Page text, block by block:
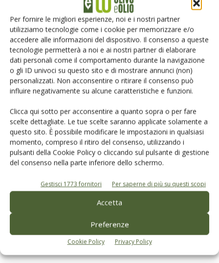
Per fornire le migliori esperienze, noi e i nostri partner
utilizziamo tecnologie come i cookie per memorizzare e/o
accedere alle informazioni del dispositivo. Il consenso a queste
tecnologie permetterà a noi e ai nostri partner di elaborare
dati personali come il comportamento durante la navigazione
o gli ID univoci su questo sito e di mostrare annunci (non)
personalizzati. Non acconsentire o ritirare il consenso può
influire negativamente su alcune caratteristiche e funzioni.
Clicca qui sotto per acconsentire a quanto sopra o per fare
scelte dettagliate. Le tue scelte saranno applicate solamente a
questo sito. È possibile modificare le impostazioni in qualsiasi
momento, compreso il ritiro del consenso, utilizzando i
pulsanti della Cookie Policy o cliccando sul pulsante di gestione
del consenso nella parte inferiore dello schermo.
Gestisci 1773 fornitori Per saperne di più su questi scopi
Accetta
Preferenze
Cookie Policy Privacy Policy
lungo la quale dovrà continuare a evolversi il
sistema dei
controlli: semprepiù selettivo,predittivo e capace di
interpretare le dinamiche del commercio
internazionale. Perché le frodi si evolvono con il mercato,
e con la stessa rapidità devono evolvere gli strumenti
chiamati a contrastarle, se si vuole preservare il valore
economico, culturale e reputazionale dell’olio extra vergine
Che cos’è l’olio lampante
esclusivamentemediante processi meccanici, ma
caratteristiche chimiche e organolettiche
non
da olive di scarsa qualità, da frutti deteriorati o da difetti
sviluppati durante la raccolta, la conservazione o la